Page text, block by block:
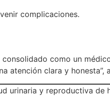
complicaciones.
consolidado como un
atención clara y honesta”,
urinaria y reproductiva de